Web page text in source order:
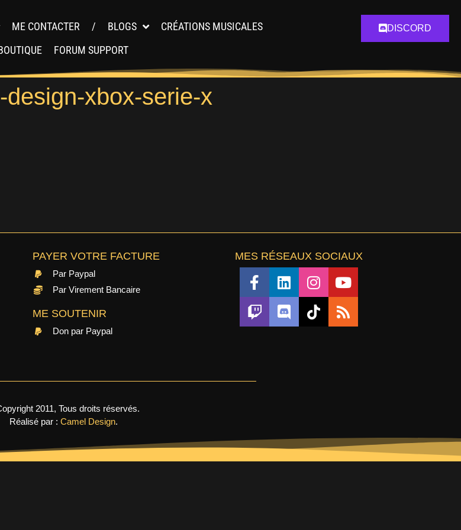
ME CONTACTER / BLOGS
CRÉATIONS MUSICALES
FORUM SUPPORT
DISCORD
xbox-serie-x
PAYER VOTRE FACTURE
Par Paypal
Par Virement Bancaire
ME SOUTENIR
Don par Paypal
MES RÉSEAUX SOCIAUX
2011, Tous droits réservés.
Réalisé par : Camel Design.